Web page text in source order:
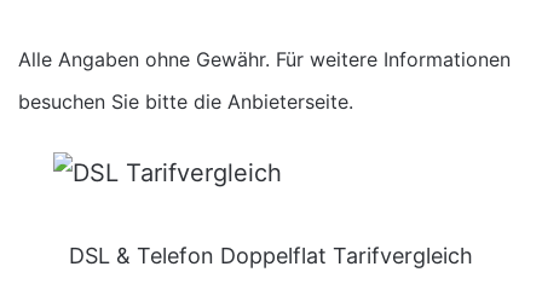
Alle Angaben ohne Gewähr. Für weitere Informationen
besuchen Sie bitte die Anbieterseite.
DSL & Telefon Doppelflat Tarifvergleich